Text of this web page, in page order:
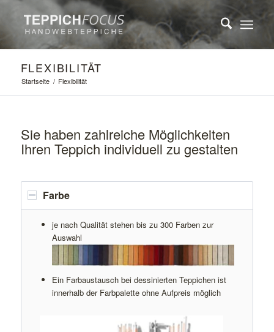
FLEXIBILITÄT
Startseite / Flexibilität
Sie haben zahlreiche Möglichkeiten
Ihren Teppich individuell zu gestalten
Farbe
je nach Qualität stehen bis zu 300 Farben zur
Auswahl
Ein Farbaustausch bei dessinierten Teppichen ist
innerhalb der Farbpalette ohne Aufpreis möglich